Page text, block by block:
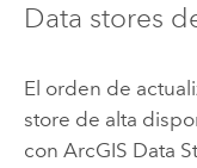
Data stores
El orden de
store de alta
con ArcGIS Data